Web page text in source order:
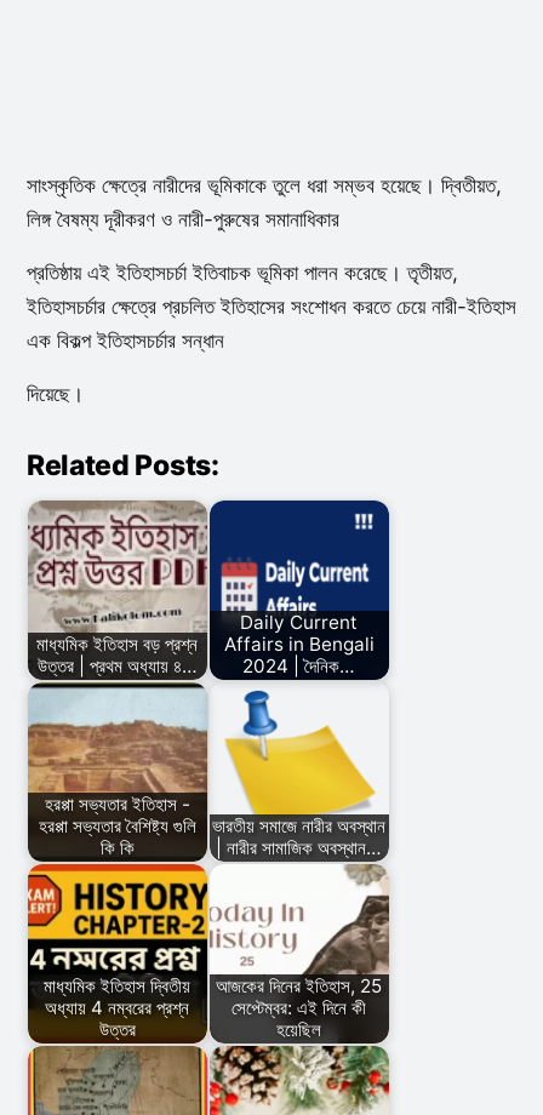
সাংস্কৃতিক ক্ষেত্রে নারীদের ভূমিকাকে তুলে ধরা সম্ভব হয়েছে। দ্বিতীয়ত,
লিঙ্গ বৈষম্য দূরীকরণ ও নারী-পুরুষের সমানাধিকার
প্রতিষ্ঠায় এই ইতিহাসচর্চা ইতিবাচক ভূমিকা পালন করেছে। তৃতীয়ত,
ইতিহাসচর্চার ক্ষেত্রে প্রচলিত ইতিহাসের সংশোধন করতে চেয়ে নারী-ইতিহাস
এক বিকল্প ইতিহাসচর্চার সন্ধান
দিয়েছে।
Related Posts:
মাধ্যমিক ইতিহাস বড় প্রশ্ন
উত্তর | প্রথম অধ্যায় ৪…
Daily Current
Affairs in Bengali
2024 | দৈনিক…
হরপ্পা সভ্যতার ইতিহাস -
হরপ্পা সভ্যতার বৈশিষ্ট্য গুলি
কি কি
ভারতীয় সমাজে নারীর অবস্থান
| নারীর সামাজিক অবস্থান…
মাধ্যমিক ইতিহাস দ্বিতীয়
অধ্যায় 4 নম্বরের প্রশ্ন
উত্তর
আজকের দিনের ইতিহাস, 25
সেপ্টেম্বর: এই দিনে কী
হয়েছিল